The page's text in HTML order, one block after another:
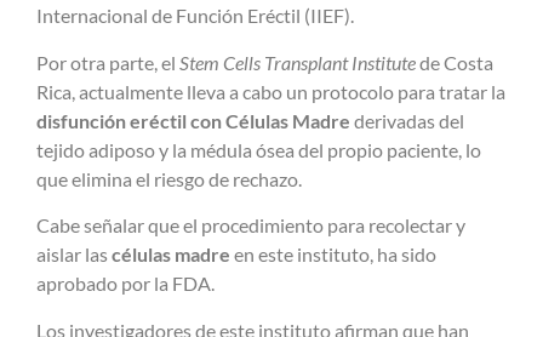
Internacional de Función Eréctil (IIEF).
Por otra parte, el Stem Cells Transplant Institutede Costa
Rica, actualmente lleva a cabo un protocolo para tratar la
disfunción eréctil con Células Madre derivadas del
tejido adiposo y la médula ósea del propio paciente, lo
que elimina el riesgo de rechazo.
Cabe señalar que el procedimiento para recolectar y
aislar lascélulas madre en este instituto, ha sido
aprobado por la FDA.
Los investigadores de este instituto afirman que han